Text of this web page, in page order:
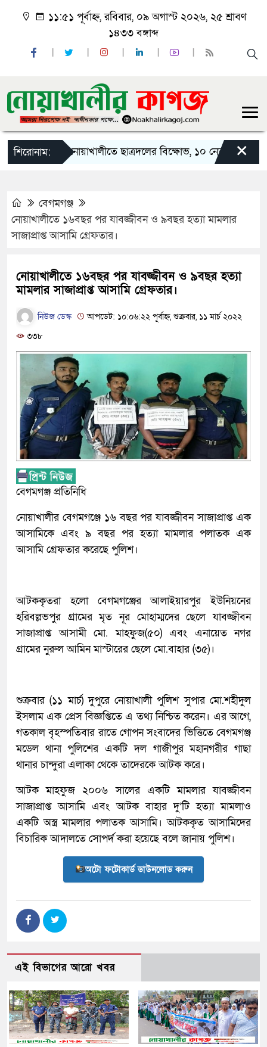
১১:৫১ পূর্বাহ্ন, রবিবার, ০৯ অগাস্ট ২০২৬, ২৫ শ্রাবণ
১৪৩৩ বঙ্গাব্দ
শিরোনাম:নোয়াখালীতে ছাত্রদলের বিক্ষোভ, ১০ নেতার পদত্যাগ
×
বেগমগঞ্জ
নোয়াখালীতে ১৬বছর পর যাবজ্জীবন ও ৯বছর হত্যা মামলার
সাজাপ্রাপ্ত আসামি গ্রেফতার।
নোয়াখালীতে ১৬বছর পর যাবজ্জীবন ও ৯বছর হত্যা
মামলার সাজাপ্রাপ্ত আসামি গ্রেফতার।
নিউজ ডেস্ক
আপডেট: ১০:০৬:২২ পূর্বাহ্ন, শুক্রবার, ১১ মার্চ ২০২২
৩৩৮
বেগমগঞ্জ প্রতিনিধি
নোয়াখালীর বেগমগঞ্জে ১৬ বছর পর যাবজ্জীবন সাজাপ্রাপ্ত এক
আসামিকে এবং ৯ বছর পর হত্যা মামলার পলাতক এক
আসামি গ্রেফতার করেছে পুলিশ।
আটককৃতরা হলো বেগমগঞ্জের আলাইয়ারপুর ইউনিয়নের
হরিবল্লভপুর গ্রামের মৃত নূর মোহাম্মদের ছেলে যাবজ্জীবন
সাজাপ্রাপ্ত আসামী মো. মাহফুজ(৫০) এবং এনায়েত নগর
গ্রামের নুরুল আমিন মাস্টারের ছেলে মো.বাহার (৩৫)।
শুক্রবার (১১ মার্চ) দুপুরে নোয়াখালী পুলিশ সুপার মো.শহীদুল
ইসলাম এক প্রেস বিজ্ঞপ্তিতে এ তথ্য নিশ্চিত করেন। এর আগে,
গতকাল বৃহস্পতিবার রাতে গোপন সংবাদের ভিত্তিতে বেগমগঞ্জ
মডেল থানা পুলিশের একটি দল গাজীপুর মহানগরীর গাছা
থানার চান্দুরা এলাকা থেকে তাদেরকে আটক করে।
আটক মাহফুজ ২০০৬ সালের একটি মামলার যাবজ্জীবন
সাজাপ্রাপ্ত আসামি এবং আটক বাহার দু’টি হত্যা মামলাও
একটি অস্ত্র মামলার পলাতক আসামি। আটককৃত আসামিদের
বিচারিক আদালতে সোপর্দ করা হয়েছে বলে জানায় পুলিশ।
অটো ফটোকার্ড ডাউনলোড করুন
এই বিভাগের আরো খবর